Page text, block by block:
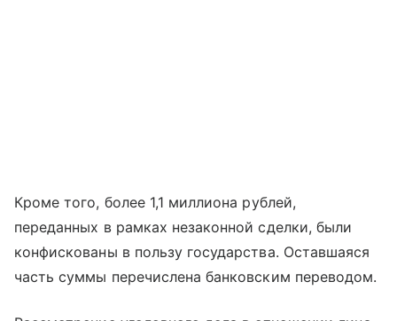
Кроме того, более 1,1 миллиона рублей,
переданных в рамках незаконной сделки, были
конфискованы в пользу государства. Оставшаяся
часть суммы перечислена банковским переводом.